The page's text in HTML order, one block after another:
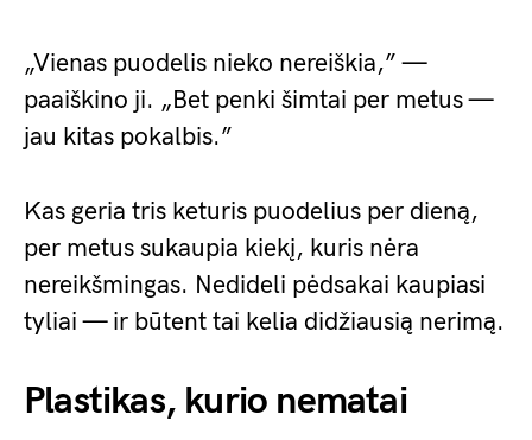
„Vienas puodelis nieko nereiškia,” —
paaiškino ji. „Bet penki šimtai per metus —
jau kitas pokalbis.”
Kas geria tris keturis puodelius per dieną,
per metus sukaupia kiekį, kuris nėra
nereikšmingas. Nedideli pėdsakai kaupiasi
tyliai — ir būtent tai kelia didžiausią nerimą.
Plastikas, kurio nematai